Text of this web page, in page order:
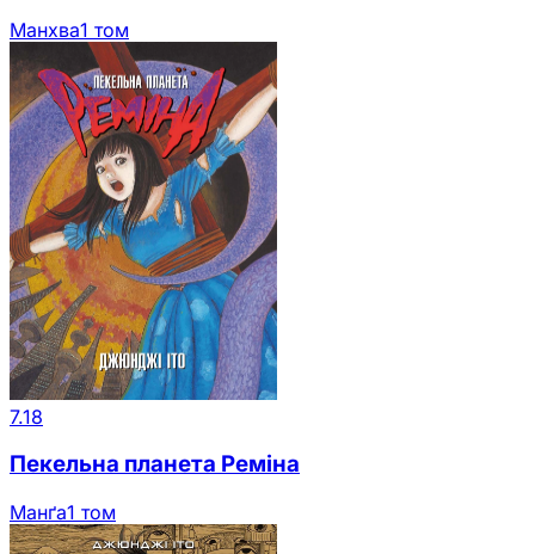
Манхва1 том
7.18
Пекельна планета Реміна
Манґа1 том